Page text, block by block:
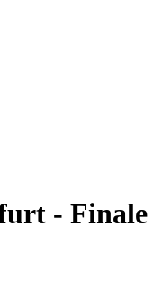
- Finale